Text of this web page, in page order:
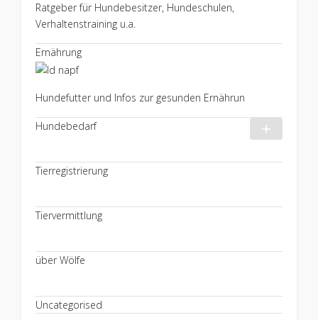
Ratgeber für Hundebesitzer, Hundeschulen,
Verhaltenstraining u.a.
Ernährung
Hundefutter und Infos zur gesunden Ernährun
Hundebedarf
Tierregistrierung
Tiervermittlung
über Wölfe
Uncategorised